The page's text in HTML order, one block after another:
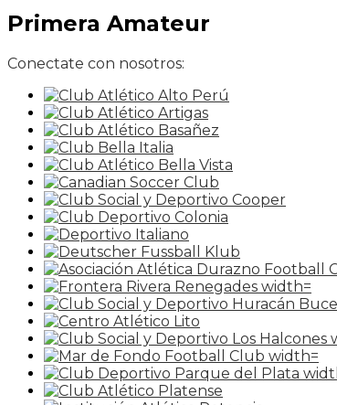
Primera Amateur
Conectate con nosotros: